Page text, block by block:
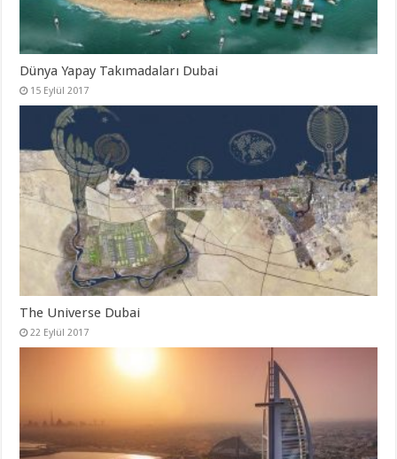
Dünya Yapay Takımadaları Dubai
15 Eylül 2017
The Universe Dubai
22 Eylül 2017